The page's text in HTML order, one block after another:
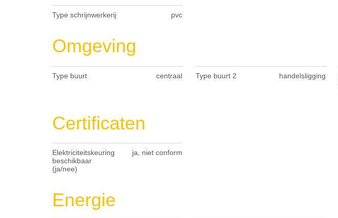
Type schrijnwerkerij pvc
Omgeving
Type buurt centraal Type buurt 2 handelsligging
Certificaten
Elektriciteitskeuring
beschikbaar
(ja/nee)
ja, niet conform
Energie